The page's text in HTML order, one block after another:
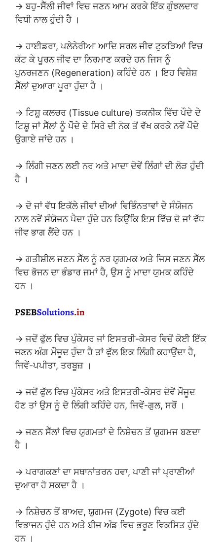
→ ਬਹੁ-ਸੈੱਲੀ ਜੀਵਾਂ ਵਿਚ ਜਣਨ ਆਮ ਕਰਕੇ ਇੱਕ ਗੁੰਝਲਦਾਰ
ਵਿਧੀ ਨਾਲ ਹੁੰਦੀ ਹੈ ।
→ ਹਾਈਡਰਾ, ਪਲੇਨੇਰੀਆ ਆਦਿ ਸਰਲ ਜੀਵ ਟੁਕੜਿਆਂ ਵਿਚ
ਕੱਟ ਕੇ ਪੂਰਨ ਜੀਵ ਦਾ ਨਿਰਮਾਣ ਕਰਦੇ ਹਨ ਜਿਸ ਨੂੰ
ਪੁਨਰਜਣਨ (Regeneration) ਕਹਿੰਦੇ ਹਨ । ਇਹ ਵਿਸ਼ੇਸ਼
ਸੈੱਲਾਂ ਦੁਆਰਾ ਪੂਰਾ ਹੁੰਦਾ ਹੈ ।
→ ਟਿਸ਼ੂ ਕਲਚਰ (Tissue culture) ਤਕਨੀਕ ਵਿੱਚ ਪੌਦੇ ਦੇ
ਟਿਸ਼ੂ ਜਾਂ ਸੈੱਲਾਂ ਨੂੰ ਪੌਦੇ ਦੇ ਸਿਰੇ ਦੀ ਨੋਕ ਤੋਂ ਵੱਖ ਕਰਕੇ ਨਵੇਂ ਪੌਦੇ
ਉਗਾਏ ਜਾਂਦੇ ਹਨ ।
→ ਲਿੰਗੀ ਜਣਨ ਲਈ ਨਰ ਅਤੇ ਮਾਦਾ ਦੋਵੇਂ ਲਿੰਗਾਂ ਦੀ ਲੋੜ ਹੁੰਦੀ
ਹੈ ।
→ ਦੋ ਜਾਂ ਵੱਧ ਇਕੱਲੇ ਜੀਵਾਂ ਦੀਆਂ ਵਿਭਿੰਨਤਾਵਾਂ ਦੇ ਸੰਯੋਜਨ
ਨਾਲ ਨਵੇਂ ਸੰਯੋਜਨ ਪੈਦਾ ਹੁੰਦੇ ਹਨ ਕਿਉਂਕਿ ਇਸ ਵਿੱਚ ਦੋ ਜਾਂ ਵੱਧ
ਜੀਵ ਭਾਗ ਲੈਂਦੇ ਹਨ ।
→ ਗਤੀਸ਼ੀਲ ਜਣਨ ਸੈੱਲ ਨੂੰ ਨਰ ਯੁਗਮਕ ਅਤੇ ਜਿਸ ਜਣਨ ਸੈੱਲ
ਵਿਚ ਭੋਜਨ ਦਾ ਭੰਡਾਰ ਜਮਾਂ ਹੈ, ਉਸ ਨੂੰ ਮਾਦਾ ਯੁਮਕ ਕਹਿੰਦੇ
ਹਨ ।
→ ਜਦੋਂ ਫੁੱਲ ਵਿਚ ਪੁੰਕੇਸਰ ਜਾਂ ਇਸਤਰੀ-ਕੇਸਰ ਵਿਚੋਂ ਕੋਈ ਇੱਕ
ਜਣਨ ਅੰਗ ਮੌਜੂਦ ਹੁੰਦਾ ਹੈ ਤਾਂ ਫੁੱਲ ਇਕ ਲਿੰਗੀ ਕਹਾਉਂਦਾ ਹੈ,
ਜਿਵੇਂ-ਪਪੀਤਾ, ਤਰਬੂਜ਼ ।
→ ਜਦੋਂ ਫੁੱਲ ਵਿਚ ਪੁੰਕੇਸਰ ਅਤੇ ਇਸਤਰੀ-ਕੇਸਰ ਦੋਵੇਂ ਮੌਜੂਦ
ਹੋਣ ਤਾਂ ਉਸ ਨੂੰ ਦੋ ਲਿੰਗੀ ਕਹਿੰਦੇ ਹਨ, ਜਿਵੇਂ-ਗੁਲ, ਸਰੋਂ ।
→ ਜਣਨ ਸੈੱਲਾਂ ਵਿਚ ਯੁਗਮਤਾਂ ਦੇ ਨਿਸ਼ੇਚਨ ਤੋਂ ਯੁਗਮਜ ਬਣਦਾ
ਹੈ ।
→ ਪਰਾਗਕਣਾਂ ਦਾ ਸਥਾਨਾਂਤਰਨ ਹਵਾ, ਪਾਣੀ ਜਾਂ ਪ੍ਰਾਣੀਆਂ
ਦੁਆਰਾ ਹੋ ਸਕਦਾ ਹੈ ।
→ ਨਿਸ਼ੇਚਨ ਤੋਂ ਬਾਅਦ, ਯੁਗਮਜ (Zygote) ਵਿਚ ਕਈ
ਵਿਭਾਜਨ ਹੁੰਦੇ ਹਨ ਅਤੇ ਬੀਜ ਅੰਡ ਵਿਚ ਭਰੂਣ ਵਿਕਸਿਤ ਹੁੰਦੇ
ਹਨ ।